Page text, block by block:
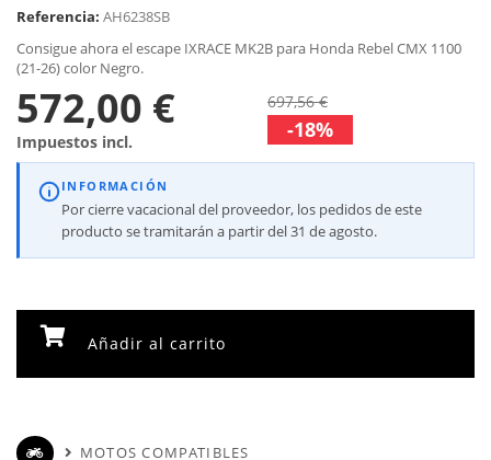
Referencia: AH6238SB
Consigue ahora el escape IXRACE MK2B para Honda Rebel CMX 1100
(21-26) color Negro.
572,00 €
Impuestos incl.
697,56 €
-18%
INFORMACIÓN
Por cierre vacacional del proveedor, los pedidos de este
producto se tramitarán a partir del 31 de agosto.
Añadir al carrito
MOTOS COMPATIBLES